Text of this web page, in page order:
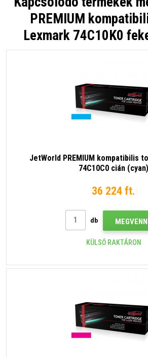
PREMIUM
Lexmark 74C10K0
JetWorld PREMIUM kompatibilis
74C10C0 cián (cyan)
36 224 ft.
db MEGVENNI
KÜLSŐ RAKTÁRON